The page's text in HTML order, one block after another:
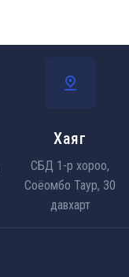
Хаяг
СБД 1-р хороо,
Соёомбо Таур, 30
давхарт